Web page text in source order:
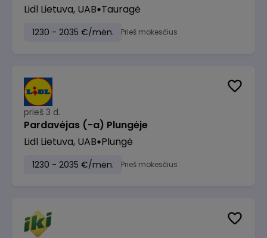
Lidl Lietuva, UAB Tauragė
1230 - 2035 €/mėn. Prieš mokesčius
prieš 3 d.
Pardavėjas (-a) Plungėje
Lidl Lietuva, UAB Plungė
1230 - 2035 €/mėn. Prieš mokesčius